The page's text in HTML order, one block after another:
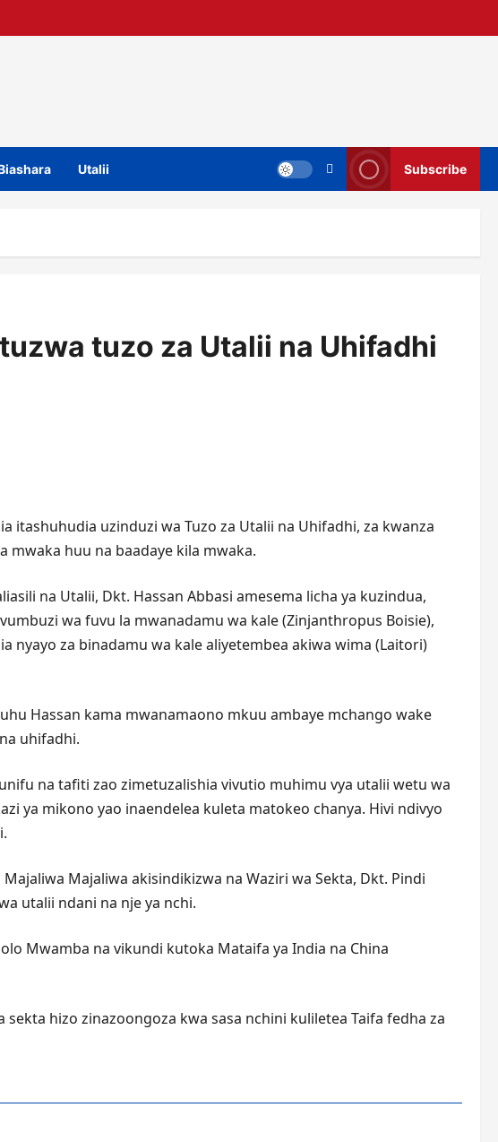
Utalii Subscribe
tuzo za Utalii na Uhifadhi
itashuhudia uzinduzi wa Tuzo za Utalii na Uhifadhi, za kwanza
mwaka huu na baadaye kila mwaka.
na Utalii, Dkt. Hassan Abbasi amesema licha ya kuzindua,
wa fuvu la mwanadamu wa kale (Zinjanthropus Boisie),
nyayo za binadamu wa kale aliyetembea akiwa wima (Laitori)
Hassan kama mwanamaono mkuu ambaye mchango wake
uhifadhi.
na tafiti zao zimetuzalishia vivutio muhimu vya utalii wetu wa
ya mikono yao inaendelea kuleta matokeo chanya. Hivi ndivyo
Majaliwa akisindikizwa na Waziri wa Sekta, Dkt. Pindi
utalii ndani na nje ya nchi.
Mwamba na vikundi kutoka Mataifa ya India na China
hizo zinazoongoza kwa sasa nchini kuliletea Taifa fedha za